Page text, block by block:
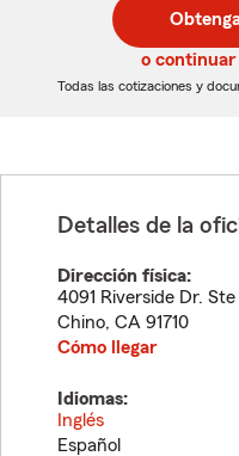
de
5
dígitos
de
5
dígitos
o continuar
Todas las cotizaciones y
Detalles de la
Dirección física:
4091 Riverside Dr. Ste
Chino, CA 91710
Cómo llegar
Idiomas:
Inglés
Español